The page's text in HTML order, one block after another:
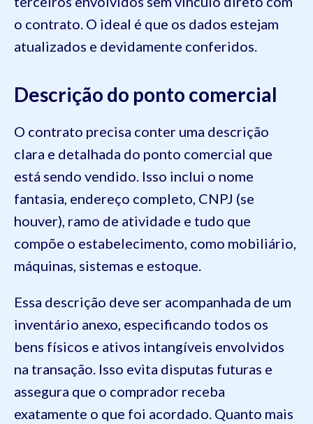
o contrato. O ideal é que os dados estejam
atualizados e devidamente conferidos.
Descrição do ponto comercial
O contrato precisa conter uma descrição
clara e detalhada do ponto comercial que
está sendo vendido. Isso inclui o nome
fantasia, endereço completo, CNPJ (se
houver), ramo de atividade e tudo que
compõe o estabelecimento, como mobiliário,
máquinas, sistemas e estoque.
Essa descrição deve ser acompanhada de um
inventário anexo, especificando todos os
bens físicos e ativos intangíveis envolvidos
na transação. Isso evita disputas futuras e
assegura que o comprador receba
exatamente o que foi acordado. Quanto mais